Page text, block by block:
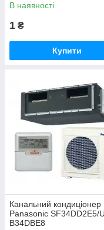
В наявності
1 ₴
Купити
Канальний кондиціонер
Panasonic SF34DD2E5/
B34DBE8